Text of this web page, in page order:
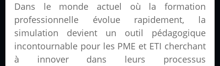
Dans le monde actuel où la formation
professionnelle évolue rapidement, la
simulation devient un outil pédagogique
incontournable pour les PME et ETI cherchant
à innover dans leurs processus